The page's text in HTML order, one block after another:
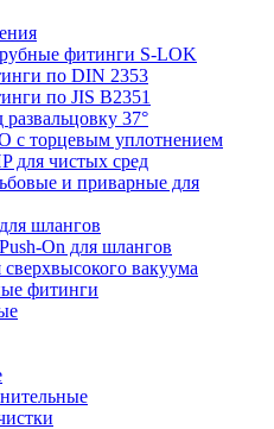
фитинги S-LOK
по DIN 2353
по JIS B2351
37°
с торцевым уплотнением
для чистых сред
и приварные для
шлангов
On для шлангов
вакуума
фитинги